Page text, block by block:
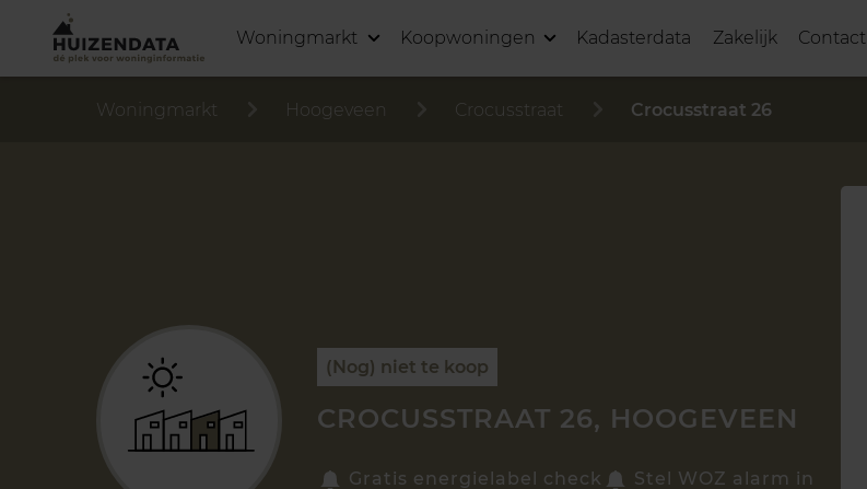
Woningmarkt Koopwoningen Kadasterdata Zakelijk Contact
Woningmarkt Hoogeveen Crocusstraat Crocusstraat 26
(Nog) niet te koop
CROCUSSTRAAT 26, HOOGEVEEN
Gratis energielabel check Stel WOZ alarm in